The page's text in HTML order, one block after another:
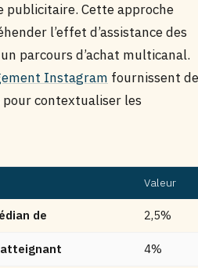
publicitaire. Cette approche
l’effet d’assistance des
parcours d’achat multicanal.
Instagram fournissent
contextualiser les
Valeur
de 2,5%
4%